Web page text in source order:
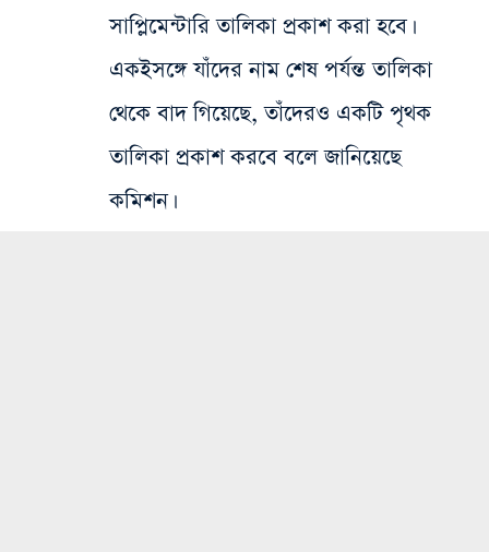
সাপ্লিমেন্টারি তালিকা প্রকাশ করা হবে।
একইসঙ্গে যাঁদের নাম শেষ পর্যন্ত তালিকা
থেকে বাদ গিয়েছে, তাঁদেরও একটি পৃথক
তালিকা প্রকাশ করবে বলে জানিয়েছে
কমিশন।